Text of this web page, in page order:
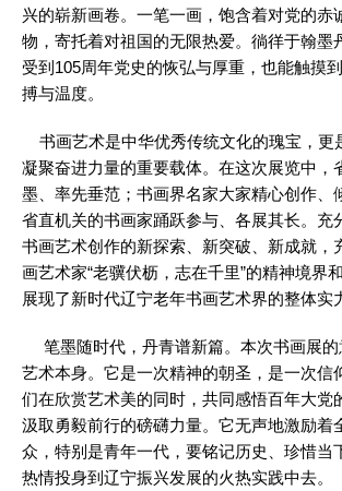
兴的崭新画卷。一笔一画，饱含着对党的赤
物，寄托着对祖国的无限热爱。徜徉于翰墨
受到105周年党史的恢弘与厚重，也能触摸
搏与温度。
书画艺术是中华优秀传统文化的瑰宝，更
凝聚奋进力量的重要载体。在这次展览中，
墨、率先垂范；书画界名家大家精心创作、
省直机关的书画家踊跃参与、各展其长。充
书画艺术创作的新探索、新突破、新成就，
画艺术家“老骥伏枥，志在千里”的精神境界
展现了新时代辽宁老年书画艺术界的整体实
笔墨随时代，丹青谱新篇。本次书画展的
艺术本身。它是一次精神的朝圣，是一次信
们在欣赏艺术美的同时，共同感悟百年大党
汲取勇毅前行的磅礴力量。它无声地激励着
众，特别是青年一代，要铭记历史、珍惜当
热情投身到辽宁振兴发展的火热实践中去。